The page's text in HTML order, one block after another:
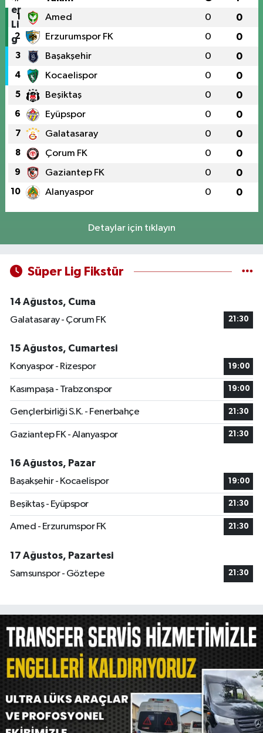
1 Amed 0 0
2 Erzurumspor FK 0 0
3 Başakşehir 0 0
4 Kocaelispor 0 0
5 Beşiktaş 0 0
6 Eyüpspor 0 0
7 Galatasaray 0 0
8 Çorum FK 0 0
9 Gaziantep FK 0 0
10 Alanyaspor 0 0
Detaylar için tıklayın
Süper Lig Fikstür
14 Ağustos, Cuma
Galatasaray - Çorum FK
21:30
15 Ağustos, Cumartesi
Konyaspor - Rizespor
19:00
Kasımpaşa - Trabzonspor 19:00
Gençlerbirliği S.K. - Fenerbahçe 21:30
Gaziantep FK - Alanyaspor 21:30
16 Ağustos, Pazar
Başakşehir - Kocaelispor
19:00
Beşiktaş - Eyüpspor 21:30
Amed - Erzurumspor FK 21:30
17 Ağustos, Pazartesi
Samsunspor - Göztepe
21:30